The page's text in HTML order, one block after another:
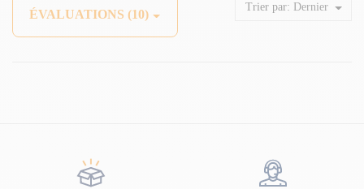
ÉVALUATIONS (10)
Trier par: Dernier